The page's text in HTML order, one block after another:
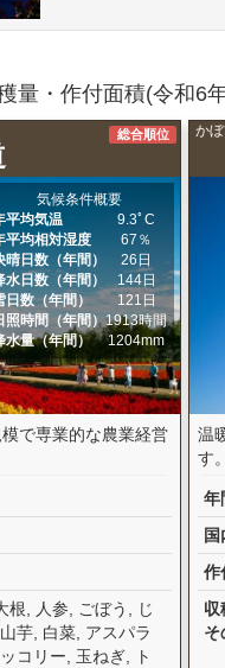
量・作付面積(令和6
総合順位
気候条件概要
平均気温
9.3ﾟC
平均相対湿度
67％
晴日数（年間）
26日
水日数（年間）
144日
日数（年間）
121日
照時間（年間）1913時間
水量（年間）
1204mm
で専業的な農業経営
根, 人参, ごぼう, じ
芋, 白菜, アスパラ
コリー, 玉ねぎ, ト
か
温
す
年
作
収
そ